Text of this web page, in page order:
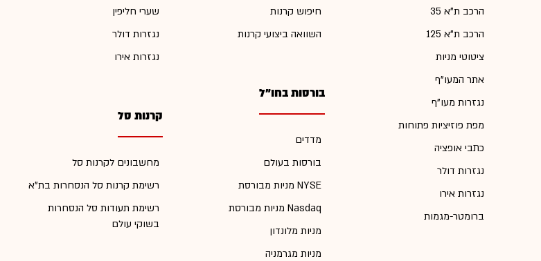
הרכב ת"א 35
הרכב ת"א 125
ציטוטי מניות
אתר המעו"ף
נגזרות מעו"ף
מפת פוזיציות פתוחות
כתבי אופציה
נגזרות דולר
נגזרות אירו
ברומטר-מגמות
חיפוש קרנות
השוואה ביצועי קרנות
בורסות בחו"ל
מדדים
בורסות בעולם
מניות מבורסת NYSE
מניות מבורסת Nasdaq
מניות מלונדון
מניות מגרמניה
שערי חליפין
נגזרות דולר
נגזרות אירו
קרנות סל
מחשבונים לקרנות סל
רשימת קרנות סל הנסחרות בת"א
רשימת תעודות סל הנסחרות
בשוקי עולם